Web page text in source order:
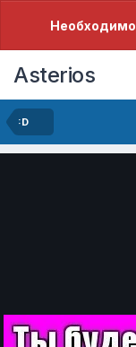
Asterios
:D